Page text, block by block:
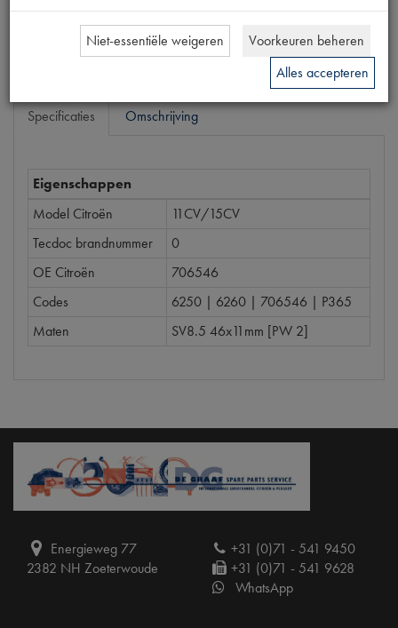
Specificaties Omschrijving
Eigenschappen
Model Citroën
11CV/15CV
Tecdoc brandnummer
0
OE Citroën
706546
Codes
6250 | 6260 | 706546 | P365
Maten
SV8.5 46x11mm [PW 2]
Energieweg 77
2382 NH Zoeterwoude
+31 (0)71 - 541 9450
+31 (0)71 - 541 9628
WhatsApp
Niet-essentiële weigeren
Voorkeuren beheren
Alles accepteren